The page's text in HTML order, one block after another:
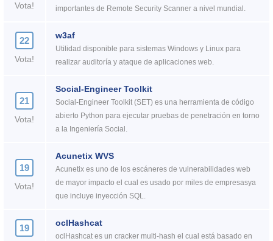
Vota!
importantes de Remote Security Scanner a nivel mundial.
22
Vota!
w3af
Utilidad disponible para sistemas Windows y Linux para
realizar auditoría y ataque de aplicaciones web.
21
Vota!
Social-Engineer Toolkit
Social-Engineer Toolkit (SET) es una herramienta de código
abierto Python para ejecutar pruebas de penetración en torno
a la Ingeniería Social.
19
Vota!
Acunetix WVS
Acunetix es uno de los escáneres de vulnerabilidades web
de mayor impacto el cual es usado por miles de empresasya
que incluye inyección SQL.
19 oclHashcat
oclHashcat es un cracker multi-hash el cual está basado en